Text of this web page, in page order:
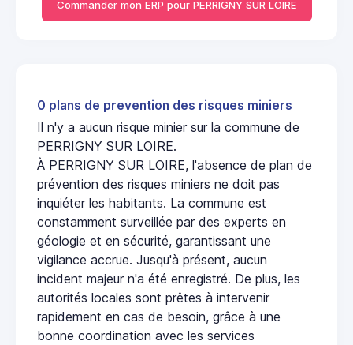
Commander mon ERP pour PERRIGNY SUR LOIRE
0 plans de prevention des risques miniers
Il n'y a aucun risque minier sur la commune de
PERRIGNY SUR LOIRE.
À PERRIGNY SUR LOIRE, l'absence de plan de
prévention des risques miniers ne doit pas
inquiéter les habitants. La commune est
constamment surveillée par des experts en
géologie et en sécurité, garantissant une
vigilance accrue. Jusqu'à présent, aucun
incident majeur n'a été enregistré. De plus, les
autorités locales sont prêtes à intervenir
rapidement en cas de besoin, grâce à une
bonne coordination avec les services